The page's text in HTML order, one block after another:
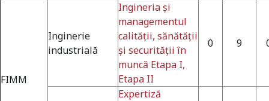
FIMM
Inginerie
industrială
Ingineria şi
managementul
calității, sănătăţii
și securităţii în
muncă Etapa I,
Etapa II
0 9
Expertiză